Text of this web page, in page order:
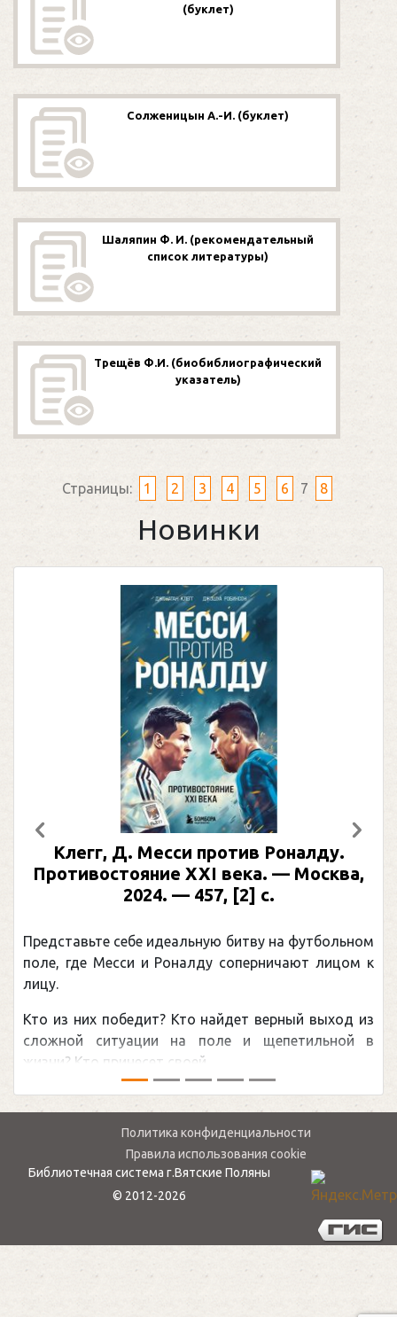
(буклет)
Солженицын А.-И. (буклет)
Шаляпин Ф. И. (рекомендательный
список литературы)
Трещёв Ф.И. (биобиблиографический
указатель)
Страницы: 1 2 3 4 5 6 7 8
Новинки
Клегг, Д. Месси против Роналду.
Противостояние XXI века. — Москва,
2024. — 457, [2] с.
Представьте себе идеальную битву на футбольном
поле, где Месси и Роналду соперничают лицом к
лицу.
Кто из них победит? Кто найдет верный выход из
сложной ситуации на поле и щепетильной в
жизни? Кто принесет своей ...
Предыдущий
Политика конфиденциальности
Правила использования cookie
Библиотечная система г.Вятские Поляны
© 2012-2026